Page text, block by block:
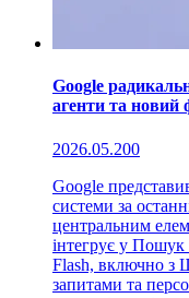
Google
агенти та
2026.05.200
Google
системи за
центральним
інтегрує у Пошук
Flash, включно з
запитами та